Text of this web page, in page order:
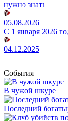
нужно знать
05.08.2026
С 1 января 2026
04.12.2025
События
В чужой шкуре
Последний